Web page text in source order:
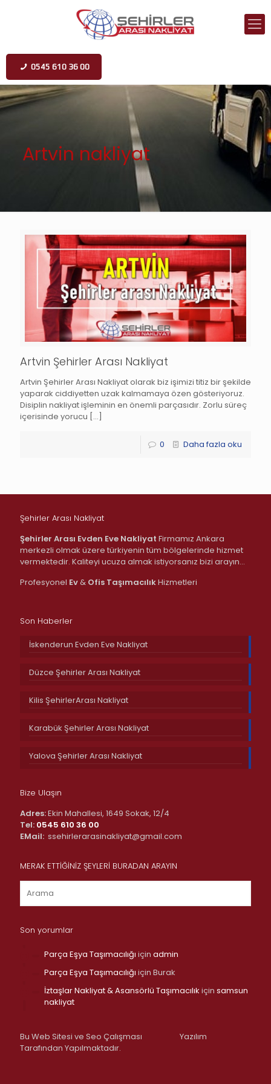
0545 610 36 00
Artvin nakliyat
Artvin Şehirler Arası Nakliyat
Artvin Şehirler Arası Nakliyat olarak biz işimizi titiz bir şekilde
yaparak ciddiyetten uzak kalmamaya özen gösteriyoruz.
Disiplin nakliyat işleminin en önemli parçasıdır. Zorlu süreç
içerisinde yorucu […]
0 Daha fazla oku
Şehirler Arası Nakliyat
Şehirler Arası Evden Eve Nakliyat Firmamız Ankara
merkezli olmak üzere türkiyenin tüm bölgelerinde hizmet
vermektedir. Kaliteyi ucuza almak istiyorsanız bizi arayın…
Profesyonel Ev& Ofis TaşımacılıkHizmetleri
Son Haberler
İskenderun Evden Eve Nakliyat
Düzce Şehirler Arası Nakliyat
Kilis ŞehirlerArası Nakliyat
Karabük Şehirler Arası Nakliyat
Yalova Şehirler Arası Nakliyat
Bize Ulaşın
Adres:Ekin Mahallesi, 1649 Sokak, 12/4
Tel: 0545 610 36 00
EMail: ssehirlerarasinakliyat@gmail.com
MERAK ETTİĞİNİZ ŞEYLERİ BURADAN ARAYIN
Son yorumlar
Parça Eşya Taşımacılığı için admin
Parça Eşya Taşımacılığı için Burak
İztaşlar Nakliyat & Asansörlü Taşımacılık için samsun
nakliyat
Bu Web Sitesi ve Seo Çalışması
Yazılım
Tarafından Yapılmaktadır.